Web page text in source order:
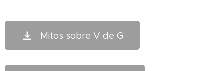
Mitos sobre V de G